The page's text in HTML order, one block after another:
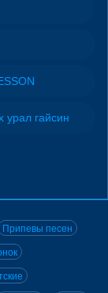
гайсин
Припевы песен